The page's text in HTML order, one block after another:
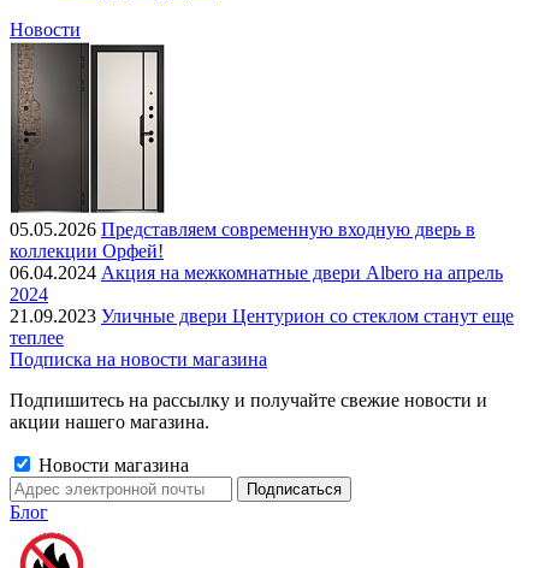
Новости
05.05.2026 Представляем современную входную дверь в
коллекции Орфей!
06.04.2024 Акция на межкомнатные двери Albero на апрель
2024
21.09.2023 Уличные двери Центурион со стеклом станут еще
теплее
Подписка на новости магазина
Подпишитесь на рассылку и получайте свежие новости и
акции нашего магазина.
Новости магазина
Блог